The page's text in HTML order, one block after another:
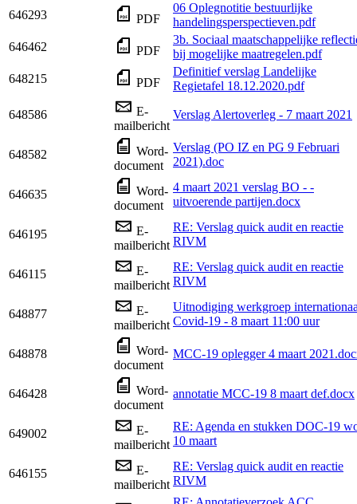
646293 PDF
06 Oplegnotitie bestuurlijke
handelingsperspectieven.pdf
646462
PDF
3b. Sociaal maatschappelijke
bij mogelijke maatregelen.pdf
648215
PDF
Definitief verslag Landelijke
Regietafel 18.12.2020.pdf
648586
E-
mailbericht
Verslag Alertoverleg - 7 maart 2021
648582
Word-
document
Verslag (PO IZ en PG 9 Februari
2021).doc
646635
Word-
document
4 maart 2021 verslag BO - -
uitvoerende partijen.docx
646195
E-
mailbericht
RE: Verslag quick audit en reactie
RIVM
646115
E-
mailbericht
RE: Verslag quick audit en reactie
RIVM
648877
E-
mailbericht
Uitnodiging werkgroep
Covid-19 - 8 maart 11:00 uur
648878
Word-
document
MCC-19 oplegger 4 maart
646428
Word-
document
annotatie MCC-19 8 maart def.docx
649002
E-
mailbericht
RE: Agenda en stukken DOC-19
10 maart
646155
E-
mailbericht
RE: Verslag quick audit en reactie
RIVM